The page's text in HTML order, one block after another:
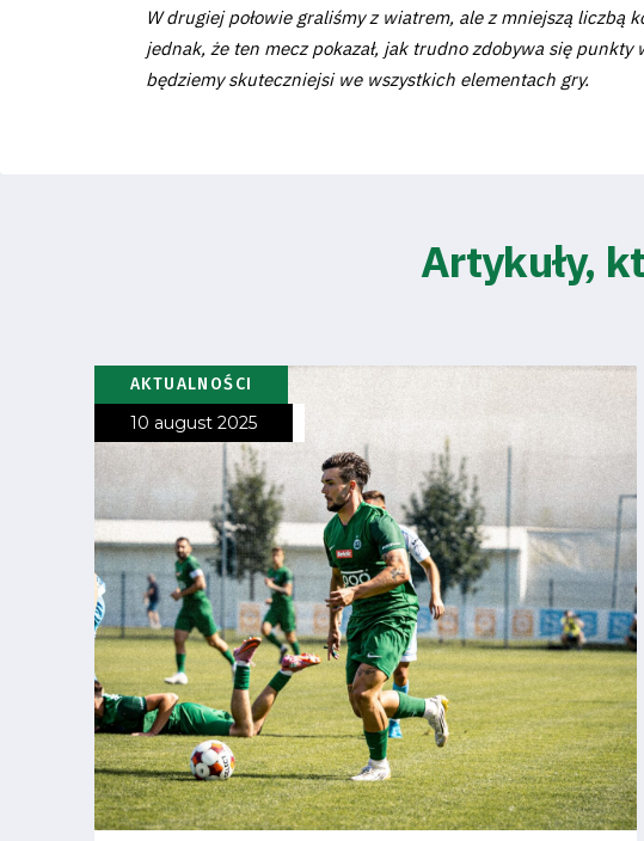
First
team
Amp-
Futbol
Academy
club
W drugiej połowie graliśmy z wiatrem, ale z mniejszą liczbą
jednak, że ten mecz pokazał, jak trudno zdobywa się
będziemy skuteczniejsi we wszystkich elementach gry.
Artykuły,
AKTUALNOŚCI
10 august 2025